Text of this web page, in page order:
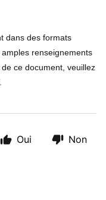
dans des formats
renseignements
ce document, veuillez
Oui Non